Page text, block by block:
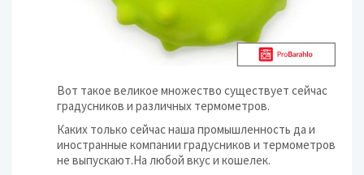
Вот такое великое множество существует сейчас
градусников и различных термометров.
Каких только сейчас наша промышленность да и
иностранные компании градусников и термометров
не выпускают.На любой вкус и кошелек.